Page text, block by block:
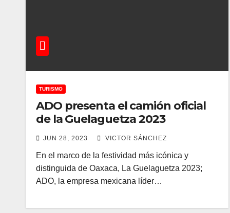
TURISMO
ADO presenta el camión oficial
de la Guelaguetza 2023
JUN 28, 2023 VICTOR SÁNCHEZ
En el marco de la festividad más icónica y
distinguida de Oaxaca, La Guelaguetza 2023;
ADO, la empresa mexicana líder…